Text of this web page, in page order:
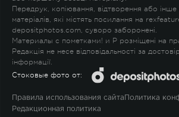
Передрук, копіювання, відтворення або
матеріалів, які містять посилання на
depositphotos.com, суворо заборонені.
Материалы с пометками! и P розміщені на
Редакція не несе відповідальності за
інформації.
Стоковые фото от:
Правила использования сайта Политика
Редакционная политика